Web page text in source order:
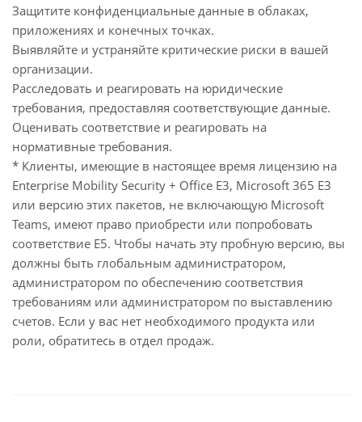
Защитите конфиденциальные данные в облаках,
приложениях и конечных точках.
Выявляйте и устраняйте критические риски в вашей
организации.
Расследовать и реагировать на юридические
требования, предоставляя соответствующие данные.
Оценивать соответствие и реагировать на
нормативные требования.
* Клиенты, имеющие в настоящее время лицензию на
Enterprise Mobility Security + Office E3, Microsoft 365 E3
или версию этих пакетов, не включающую Microsoft
Teams, имеют право приобрести или попробовать
соответствие E5. Чтобы начать эту пробную версию, вы
должны быть глобальным администратором,
администратором по обеспечению соответствия
требованиям или администратором по выставлению
счетов. Если у вас нет необходимого продукта или
роли, обратитесь в отдел продаж.